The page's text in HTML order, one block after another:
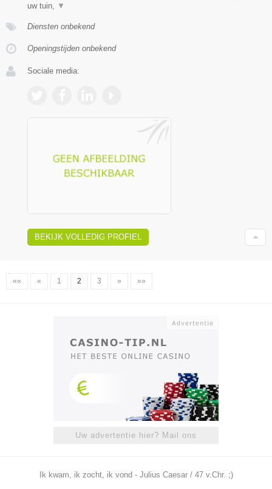
uw tuin, ▼
Diensten onbekend
Openingstijden onbekend
Sociale media:
BEKIJK VOLLEDIG PROFIEL
«« « 1 2 3 » »»
Uw advertentie hier? Mail ons
Ik kwam, ik zocht, ik vond - Julius Caesar / 47 v.Chr. ;)